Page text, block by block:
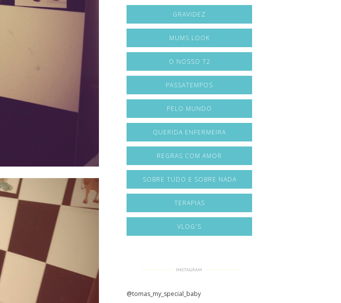
GRAVIDEZ
MUMS LOOK
O NOSSO T2
PASSATEMPOS
PELO MUNDO
QUERIDA ENFERMEIRA
REGRAS COM AMOR
SOBRE TUDO E SOBRE NADA
TERAPIAS
VLOG'S
@tomas_my_special_baby